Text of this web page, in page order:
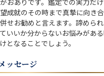
成就のその時まで真摯に向き
せお勧めと言えます。諦めら
いいか分からないお悩みがあ
となることでしょう。
ッセージ